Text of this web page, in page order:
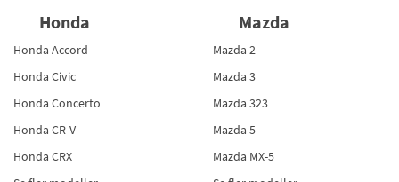
Honda
Honda Accord
Honda Civic
Honda Concerto
Honda CR-V
Honda CRX
Mazda
Mazda 2
Mazda 3
Mazda 323
Mazda 5
Mazda MX-5